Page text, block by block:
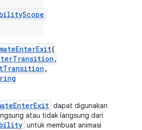
(
,
,
dapat digunakan
atau tidak langsung dari
untuk membuat animasi